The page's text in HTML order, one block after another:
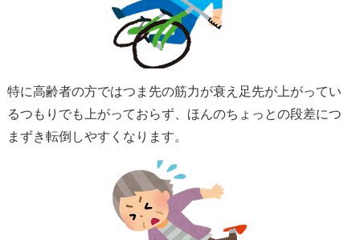
特に高齢者の方ではつま先の筋力が衰え足先が上がってい
るつもりでも上がっておらず、ほんのちょっとの段差につ
まずき転倒しやすくなります。